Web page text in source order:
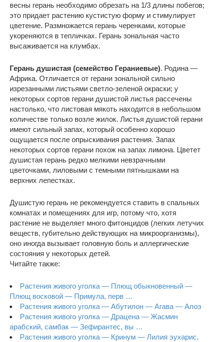
весны герань необходимо обрезать на 1/3 длины побегов;
это придает растению кустистую форму и стимулирует
цветение. Размножается герань черенками, которые
укореняются в тепличках. Герань зональная часто
высаживается на клумбах.
Герань душистая (семейство Гераниевые). Родина —
Африка. Отличается от герани зональной сильно
изрезанными листьями светло-зеленой окраски; у
некоторых сортов герани душистой листья рассечены
настолько, что листовая мякоть находится в небольшом
количестве только возле жилок. Листья душистой герани
имеют сильный запах, который особенно хорошо
ощущается после опрыскивания растения. Запах
некоторых сортов герани похож на запах лимона. Цветет
душистая герань редко мелкими невзрачными
цветочками, лиловыми с темными пятнышками на
верхних лепестках.
Душистую герань не рекомендуется ставить в спальных
комнатах и помещениях для игр, потому что, хотя
растение не выделяет много фитонцидов (легких летучих
веществ, губительно действующих на микроорганизмы),
оно иногда вызывает головную боль и аллергические
состояния у некоторых детей.
Читайте также:
Растения живого уголка — Плющ обыкновенный —
Плющ восковой — Примула, перв …
Растения живого уголка — Абутилон — Агава — Алоэ
Растения живого уголка — Драцена — Жасмин
арабский, самбак — Зефирантес, вы …
Растения живого уголка — Кринум — Лилия эухарис,